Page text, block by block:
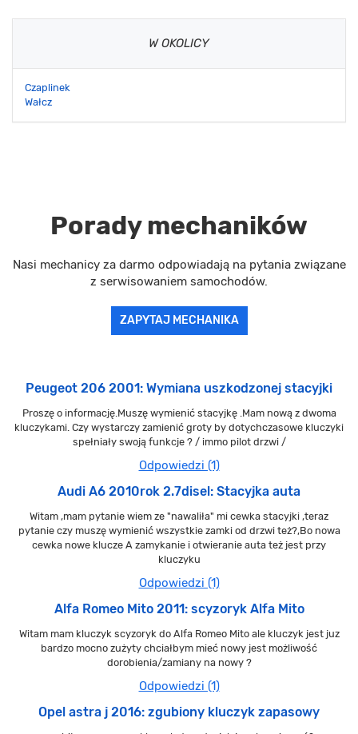
W OKOLICY
Czaplinek
Wałcz
Porady mechaników
Nasi mechanicy za darmo odpowiadają na pytania związane
z serwisowaniem samochodów.
ZAPYTAJ MECHANIKA
Peugeot 206 2001: Wymiana uszkodzonej stacyjki
Proszę o informację.Muszę wymienić stacyjkę .Mam nową z dwoma
kluczykami. Czy wystarczy zamienić groty by dotychczasowe kluczyki
spełniały swoją funkcje ? / immo pilot drzwi /
Odpowiedzi (1)
Audi A6 2010rok 2.7disel: Stacyjka auta
Witam ,mam pytanie wiem ze "nawaliła" mi cewka stacyjki ,teraz
pytanie czy muszę wymienić wszystkie zamki od drzwi też?,Bo nowa
cewka nowe klucze A zamykanie i otwieranie auta też jest przy
kluczyku
Odpowiedzi (1)
Alfa Romeo Mito 2011: scyzoryk Alfa Mito
Witam mam kluczyk scyzoryk do Alfa Romeo Mito ale kluczyk jest juz
bardzo mocno zużyty chciałbym mieć nowy jest możliwość
dorobienia/zamiany na nowy ?
Odpowiedzi (1)
Opel astra j 2016: zgubiony kluczyk zapasowy